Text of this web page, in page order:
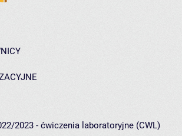
2023 - ćwiczenia laboratoryjne (CWL)